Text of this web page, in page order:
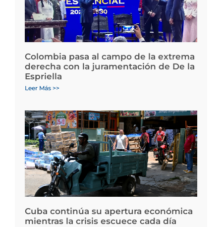
Colombia pasa al campo de la extrema
derecha con la juramentación de De la
Espriella
Leer Más >>
Cuba continúa su apertura económica
mientras la crisis escuece cada día